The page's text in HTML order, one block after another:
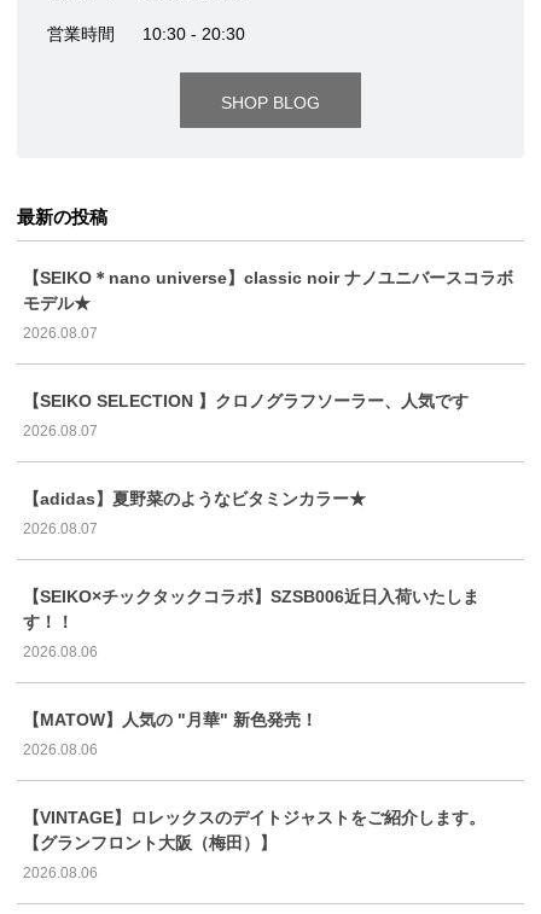
営業時間 10:30 - 20:30
SHOP BLOG
最新の投稿
【SEIKO＊nano universe】classic noir ナノユニバースコラボ
モデル★
2026.08.07
【SEIKO SELECTION 】クロノグラフソーラー、人気です
2026.08.07
【adidas】夏野菜のようなビタミンカラー★
2026.08.07
【SEIKO×チックタックコラボ】SZSB006近日入荷いたしま
す！！
2026.08.06
【MATOW】人気の "月華" 新色発売！
2026.08.06
【VINTAGE】ロレックスのデイトジャストをご紹介します。
【グランフロント大阪（梅田）】
2026.08.06